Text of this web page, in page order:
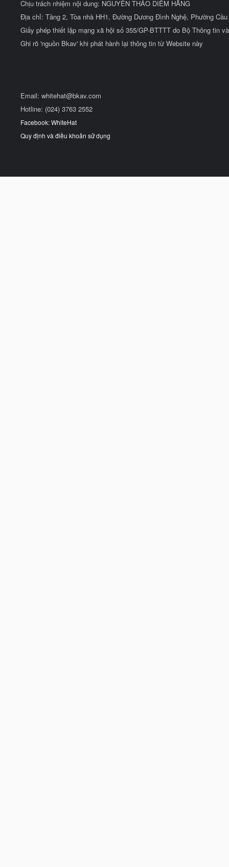
Chịu trách nhiệm nội dung: NGUYỄN THẢO DIỄM HẰNG
Địa chỉ: Tầng 2, Tòa nhà HH1, Đường Dương Đình Nghệ, Phường
Giấy phép thiết lập mạng xã hội số 355/GP-BTTTT do Bộ Thông tin
Ghi rõ 'nguồn Bkav' khi phát hành lại thông tin từ Website này
Email: whitehat@bkav.com
Hotline: (024) 3763 2552
Facebook: WhiteHat
Quy định và điều khoản sử dụng